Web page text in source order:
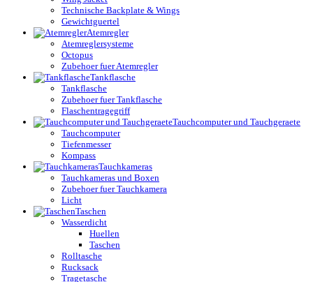
Technische Backplate & Wings
Gewichtguertel
Atemregler
Atemreglersysteme
Octopus
Zubehoer fuer Atemregler
Tankflasche
Tankflasche
Zubehoer fuer Tankflasche
Flaschentragegriff
Tauchcomputer und Tauchgeraete
Tauchcomputer
Tiefenmesser
Kompass
Tauchkameras
Tauchkameras und Boxen
Zubehoer fuer Tauchkamera
Licht
Taschen
Wasserdicht
Huellen
Taschen
Rolltasche
Rucksack
Tragetasche